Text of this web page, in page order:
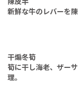
新鮮な牛のレバーを陳
干煽冬筍
筍に干し海老、ザー
理。